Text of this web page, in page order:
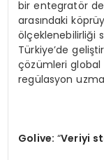
bir entegratör
arasındaki
ölçeklenebilirliği
Türkiye’de
çözümleri global
regülasyon
Golive:“Veriyi